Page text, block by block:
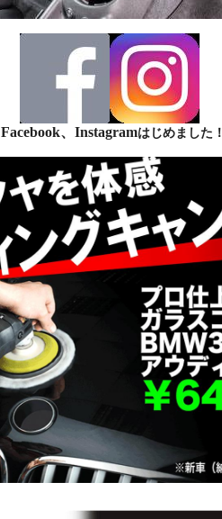
Facebook、Instagramはじめました！